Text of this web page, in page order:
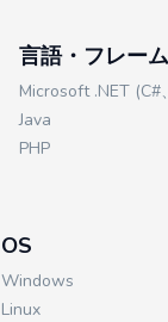
言語・フレー
Microsoft .NET (C#
Java
PHP
OS
Windows
Linux